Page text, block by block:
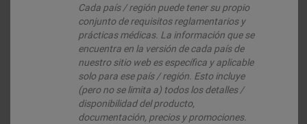
Cada país / región puede tener su propio
conjunto de requisitos reglamentarios y
prácticas médicas. La información que se
encuentra en la versión de cada país de
nuestro sitio web es específica y aplicable
solo para ese país / región. Esto incluye
(pero no se limita a) todos los detalles /
disponibilidad del producto,
documentación, precios y promociones.